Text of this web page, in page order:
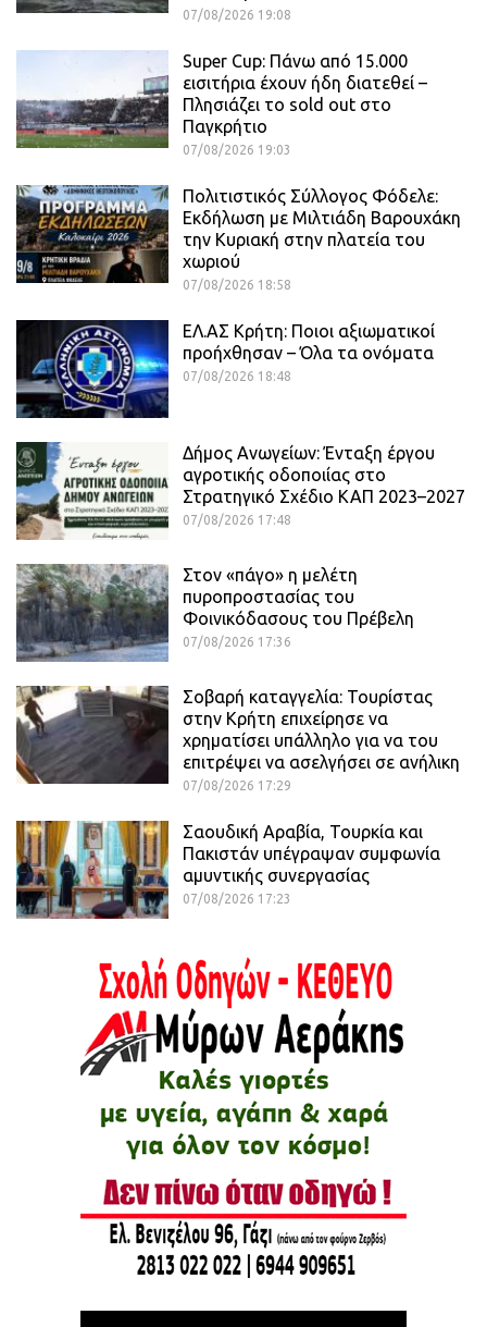
07/08/2026 19:08
Super Cup: Πάνω από 15.000
εισιτήρια έχουν ήδη διατεθεί –
Πλησιάζει το sold out στο
Παγκρήτιο
07/08/2026 19:03
Πολιτιστικός Σύλλογος Φόδελε:
Εκδήλωση με Μιλτιάδη Βαρουχάκη
την Κυριακή στην πλατεία του
χωριού
07/08/2026 18:58
ΕΛ.ΑΣ Κρήτη: Ποιοι αξιωματικοί
προήχθησαν – Όλα τα ονόματα
07/08/2026 18:48
Δήμος Ανωγείων: Ένταξη έργου
αγροτικής οδοποιίας στο
Στρατηγικό Σχέδιο ΚΑΠ 2023–2027
07/08/2026 17:48
Στον «πάγο» η μελέτη
πυροπροστασίας του
Φοινικόδασους του Πρέβελη
07/08/2026 17:36
Σοβαρή καταγγελία: Τουρίστας
στην Κρήτη επιχείρησε να
χρηματίσει υπάλληλο για να του
επιτρέψει να ασελγήσει σε ανήλικη
07/08/2026 17:29
Σαουδική Αραβία, Τουρκία και
Πακιστάν υπέγραψαν συμφωνία
αμυντικής συνεργασίας
07/08/2026 17:23